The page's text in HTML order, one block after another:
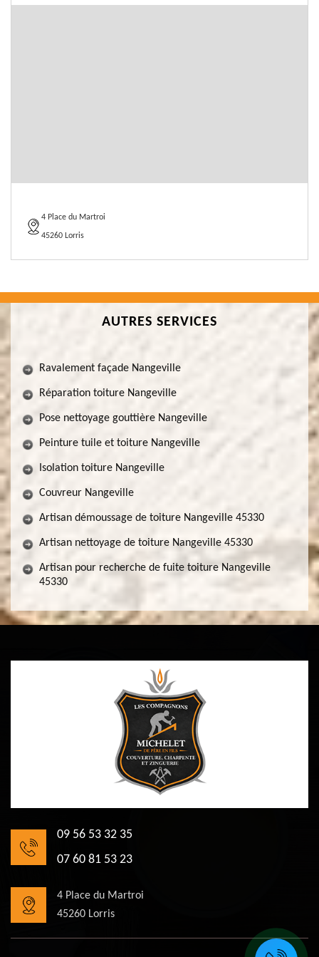
4 Place du Martroi
45260 Lorris
AUTRES SERVICES
Ravalement façade Nangeville
Réparation toiture Nangeville
Pose nettoyage gouttière Nangeville
Peinture tuile et toiture Nangeville
Isolation toiture Nangeville
Couvreur Nangeville
Artisan démoussage de toiture Nangeville 45330
Artisan nettoyage de toiture Nangeville 45330
Artisan pour recherche de fuite toiture Nangeville
45330
09 56 53 32 35
07 60 81 53 23
4 Place du Martroi
45260 Lorris